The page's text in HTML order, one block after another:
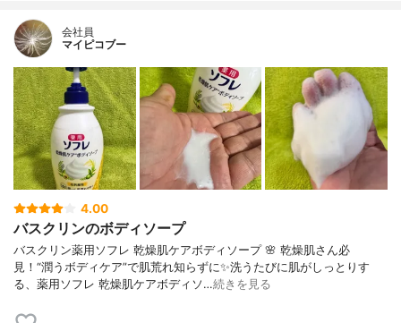
会社員
マイピコブー
4.00
バスクリンのボディソープ
バスクリン薬用ソフレ 乾燥肌ケアボディソープ 🌸 乾燥肌さん必
見！“潤うボディケア”で肌荒れ知らずに✨洗うたびに肌がしっとりす
る、薬用ソフレ 乾燥肌ケアボディソ…続きを見る